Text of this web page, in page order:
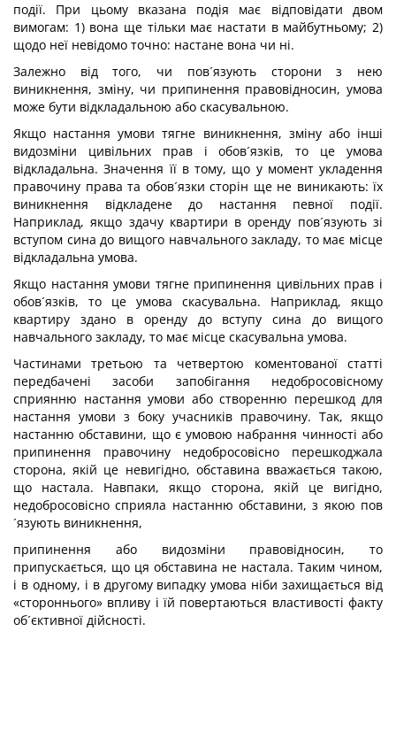
події. При цьому вказана подія має відповідати двом
вимогам: 1) вона ще тільки має настати в майбутньому; 2)
щодо неї невідомо точно: настане вона чи ні.
Залежно від того, чи пов´язують сторони з нею
виникнення, зміну, чи припинення правовідносин, умова
може бути відкладальною або скасувальною.
Якщо настання умови тягне виникнення, зміну або інші
видозміни цивільних прав і обов´язків, то це умова
відкладальна. Значення її в тому, що у момент укладення
правочину права та обов´язки сторін ще не виникають: їх
виникнення відкладене до настання певної події.
Наприклад, якщо здачу квартири в оренду пов´язують зі
вступом сина до вищого навчального закладу, то має місце
відкладальна умова.
Якщо настання умови тягне припинення цивільних прав і
обов´язків, то це умова скасувальна. Наприклад, якщо
квартиру здано в оренду до вступу сина до вищого
навчального закладу, то має місце скасувальна умова.
Частинами третьою та четвертою коментованої статті
передбачені засоби запобігання недобросовісному
сприянню настання умови або створенню перешкод для
настання умови з боку учасників правочину. Так, якщо
настанню обставини, що є умовою набрання чинності або
припинення правочину недобросовісно перешкоджала
сторона, якій це невигідно, обставина вважається такою,
що настала. Навпаки, якщо сторона, якій це вигідно,
недобросовісно сприяла настанню обставини, з якою пов
´язують виникнення,
припинення або видозміни правовідносин, то
припускається, що ця обставина не настала. Таким чином,
і в одному, і в другому випадку умова ніби захищається від
«стороннього» впливу і їй повертаються властивості факту
об´єктивної дійсності.